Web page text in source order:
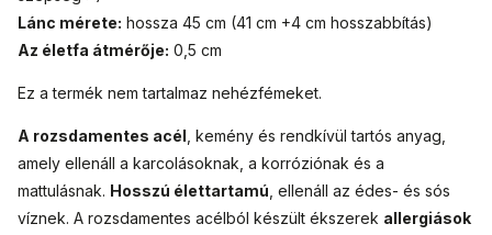
Lánc mérete: hossza 45 cm (41 cm +4 cm hosszabbítás)
Az életfa átmérője: 0,5 cm
Ez a termék nem tartalmaz nehézfémeket.
A rozsdamentes acél , kemény és rendkívül tartós anyag,
amely ellenáll a karcolásoknak, a korróziónak és a
mattulásnak. Hosszú élettartamú , ellenáll az édes- és sós
víznek. A rozsdamentes acélból készült ékszerek allergiások